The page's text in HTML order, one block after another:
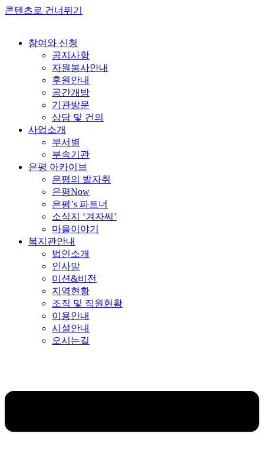
콘텐츠로 건너뛰기
참여와 신청
공지사항
자원봉사안내
후원안내
공간개방
기관방문
상담 및 건의
사업소개
부서별
부속기관
은평 아카이브
은평의 발자취
은평Now
은평’s 파트너
소식지 ‘겨자씨’
마을이야기
복지관안내
법인소개
인사말
미션&비전
지역현황
조직 및 직원현황
이용안내
시설안내
오시는길